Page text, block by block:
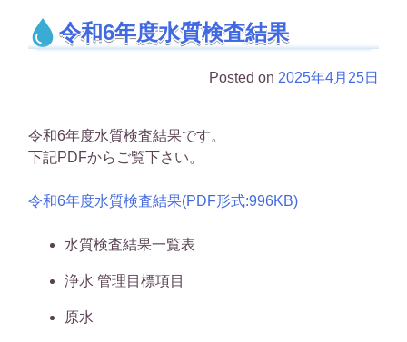
令和6年度水質検査結果
Posted on 2025年4月25日
令和6年度水質検査結果です。
下記PDFからご覧下さい。
令和6年度水質検査結果(PDF形式:996KB)
水質検査結果一覧表
浄水 管理目標項目
原水